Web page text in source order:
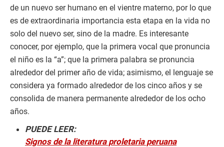
de un nuevo ser humano en el vientre materno, por lo que
es de extraordinaria importancia esta etapa en la vida no
solo del nuevo ser, sino de la madre. Es interesante
conocer, por ejemplo, que la primera vocal que pronuncia
el niño es la “a”; que la primera palabra se pronuncia
alrededor del primer año de vida; asimismo, el lenguaje se
considera ya formado alrededor de los cinco años y se
consolida de manera permanente alrededor de los ocho
años.
PUEDE LEER:
Signos de la literatura proletaria peruana